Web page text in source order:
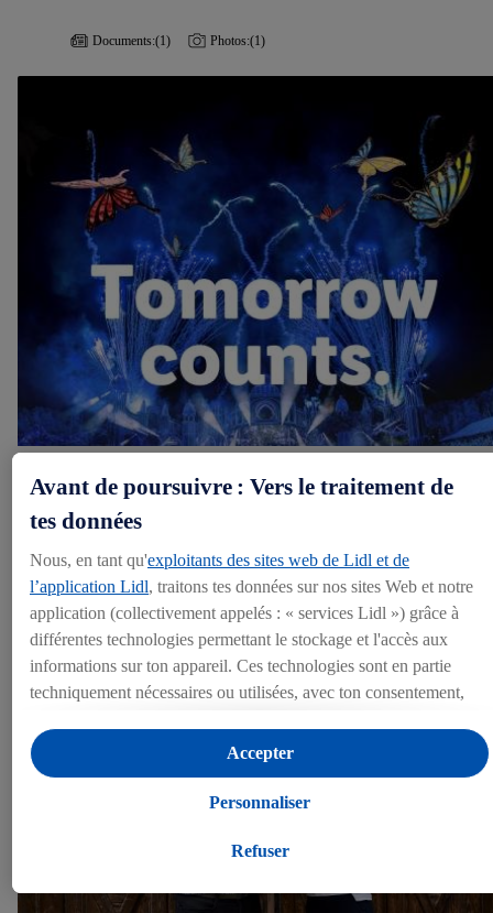
Documents:(1) Photos:(1)
Lidl e Tomorrowland avviano una partnership
strategica
Weinfelden, 18.06.2026
Documents: Photos:
Avant de poursuivre : Vers le traitement de
tes données
Nous, en tant qu'exploitants des sites web de Lidl et de
l’application Lidl, traitons tes données sur nos sites Web et notre
application (collectivement appelés : « services Lidl ») grâce à
différentes technologies permettant le stockage et l'accès aux
informations sur ton appareil. Ces technologies sont en partie
techniquement nécessaires ou utilisées, avec ton consentement,
publicité personnalisée à l'intérieur et à l'extérieur des services
Lidl. Si tu es membre du programme Lidl Plus, des données
relatives à ton comportement d'achat en magasin seront
Sous « Personnaliser », tu peux autoriser certaines finalités
Refuser
Personnaliser
Accepter